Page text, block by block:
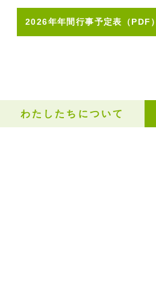
2026年年間行事予定表（PDF）
わたしたちについて